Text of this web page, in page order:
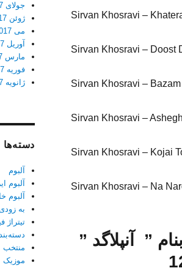
Sirvan Khosravi –
Sirvan Khosravi – Doost
Sirvan Khosravi –
Sirvan Khosravi –
Sirvan Khosravi – Kojai
Sirvan Khosravi – Na
بنام ” آنپلاگد ”
جولای 2017
ژوئن 2017
می 2017
آوریل 2017
مارس 2017
فوریه 2017
ژانویه 2017
دسته‌ها
آلبوم
آلبوم
آلبوم
به
تیتراژ
منتخب
موزیک